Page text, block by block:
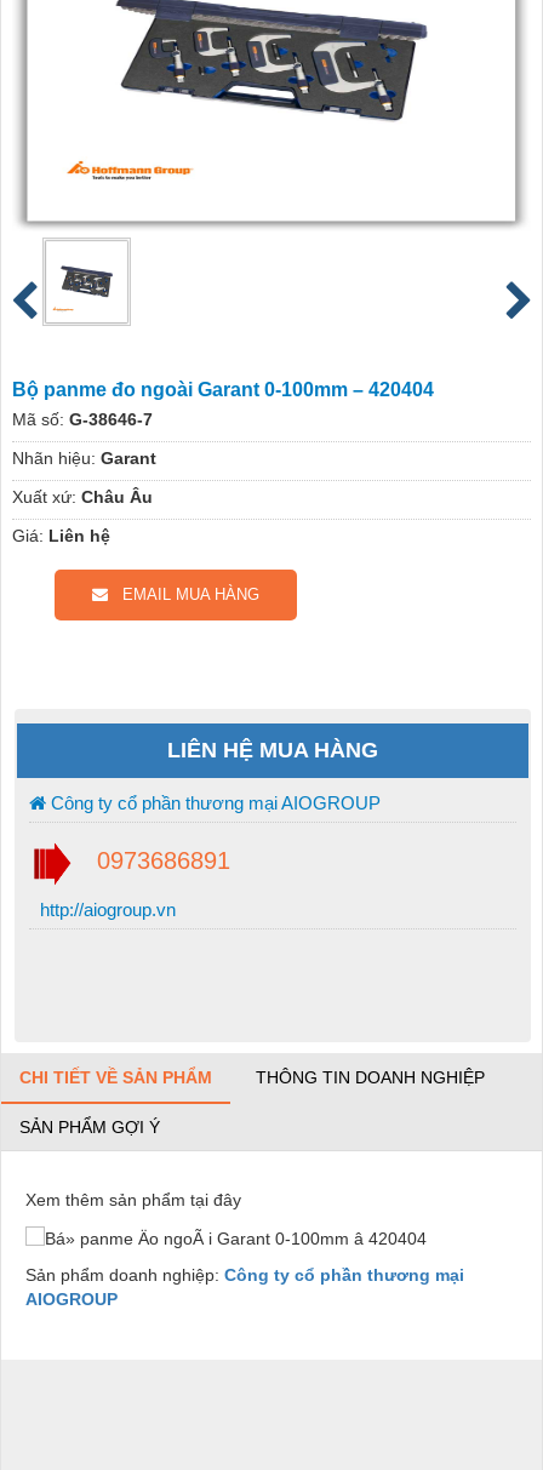
Bộ panme đo ngoài Garant 0-100mm – 420404
Mã số: G-38646-7
Nhãn hiệu: Garant
Xuất xứ: Châu Âu
Giá: Liên hệ
EMAIL MUA HÀNG
LIÊN HỆ MUA HÀNG
Công ty cổ phần thương mại AIOGROUP
0973686891
http://aiogroup.vn
CHI TIẾT VỀ SẢN PHẨM THÔNG TIN DOANH NGHIỆP
SẢN PHẨM GỢI Ý
Xem thêm sản phẩm tại đây
Sản phẩm doanh nghiệp: Công ty cổ phần thương mại
AIOGROUP